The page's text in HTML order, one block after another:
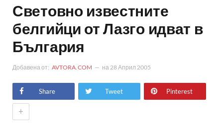
Световно известните
белгийци от Лазго идват в
България
Добавена от: AVTORA.COM на 28 Април 2005
Share Tweet Pinterest
+